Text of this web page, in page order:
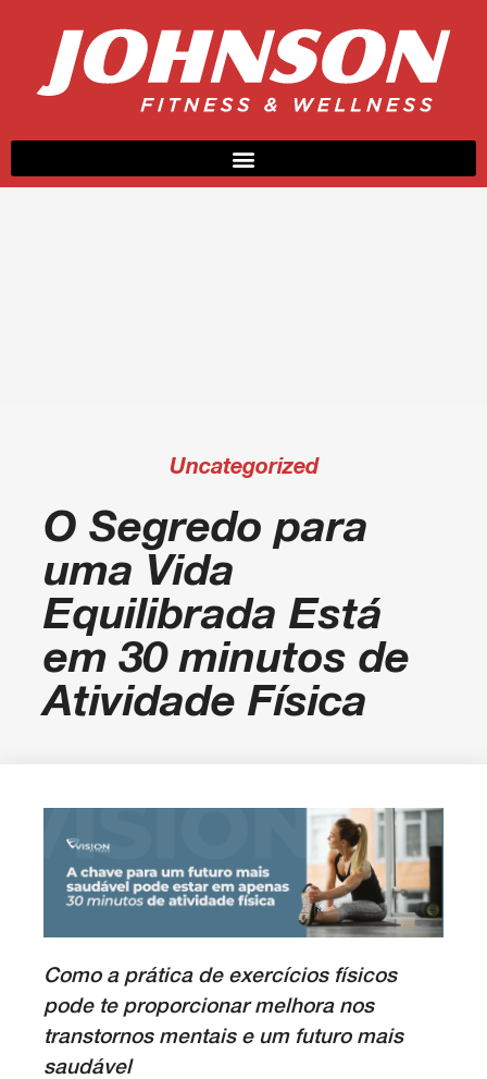
Uncategorized
O Segredo para
uma Vida
Equilibrada Está
em 30 minutos de
Atividade Física
Como a prática de exercícios físicos
pode te proporcionar melhora nos
transtornos mentais e um futuro mais
saudável